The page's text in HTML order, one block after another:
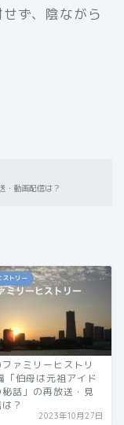
ず、陰ながら
・動画配信は？
ストリー
ァミリーヒストリ
「伯母は元祖アイド
話」の再放送・見
？
2023年10月27日